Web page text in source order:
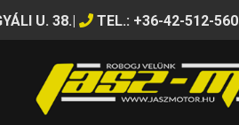
U. 38.| TEL.: +36-42-512-560